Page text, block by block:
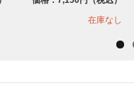
在庫なし